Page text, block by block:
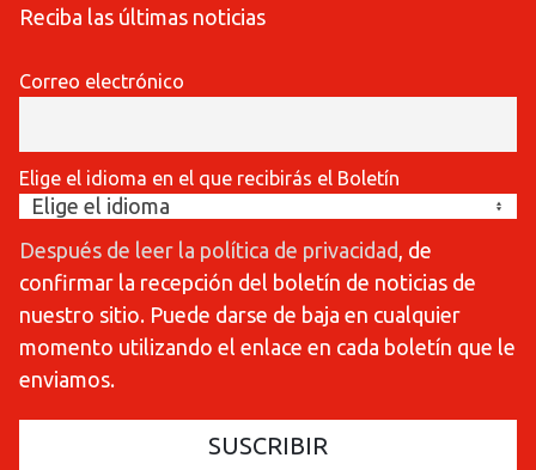
Reciba las últimas noticias
Correo electrónico
Elige el idioma en el que recibirás el Boletín
Después de leer la política de privacidad , de
confirmar la recepción del boletín de noticias de
nuestro sitio. Puede darse de baja en cualquier
momento utilizando el enlace en cada boletín que le
enviamos.